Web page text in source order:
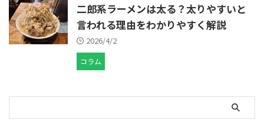
二郎系ラーメンは太る？太りやすいと
言われる理由をわかりやすく解説
2026/4/2
コラム